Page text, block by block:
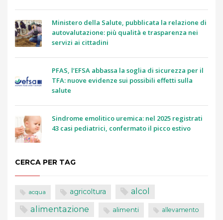
Ministero della Salute, pubblicata la relazione di
autovalutazione: più qualità e trasparenza nei
servizi ai cittadini
PFAS, l’EFSA abbassa la soglia di sicurezza per il
TFA: nuove evidenze sui possibili effetti sulla
salute
Sindrome emolitico uremica: nel 2025 registrati
43 casi pediatrici, confermato il picco estivo
CERCA PER TAG
acqua agricoltura alcol
alimentazione alimenti allevamento